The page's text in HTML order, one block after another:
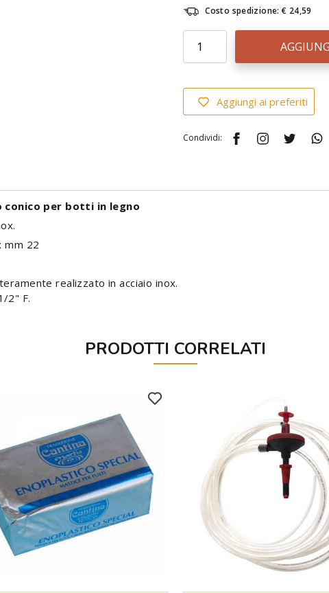
Costo spedizione: € 24,59
Aggiungi ai preferiti
Condividi:
conico per botti in legno
mm 22
realizzato in acciaio inox.
2" F.
PRODOTTI CORRELATI